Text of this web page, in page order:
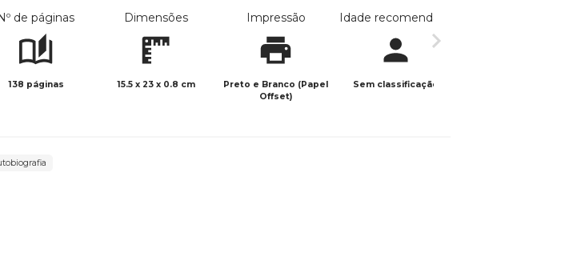
de páginas
138 páginas
Dimensões
15.5 x 23 x 0.8 cm
Impressão
Preto e Branco (Papel
Offset)
Idade recomendada
Sem classificação